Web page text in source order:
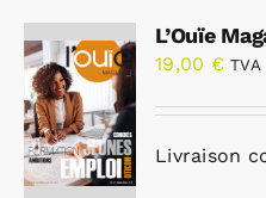
L’Ouïe
19,00 €
Livraison